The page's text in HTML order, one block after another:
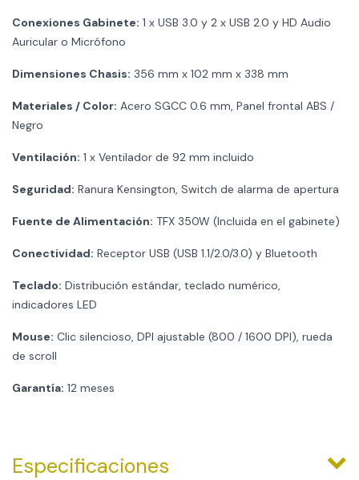
Conexiones Gabinete: 1 x USB 3.0 y 2 x USB 2.0 y HD Audio
Auricular o Micrófono
Dimensiones Chasis: 356 mm x 102 mm x 338 mm
Materiales / Color: Acero SGCC 0.6 mm, Panel frontal ABS /
Negro
Ventilación: 1 x Ventilador de 92 mm incluido
Seguridad: Ranura Kensington, Switch de alarma de apertura
Fuente de Alimentación: TFX 350W (Incluida en el gabinete)
Conectividad: Receptor USB (USB 1.1/2.0/3.0) y Bluetooth
Teclado: Distribución estándar, teclado numérico,
indicadores LED
Mouse: Clic silencioso, DPI ajustable (800 / 1600 DPI), rueda
de scroll
Garantía: 12 meses
Especificaciones